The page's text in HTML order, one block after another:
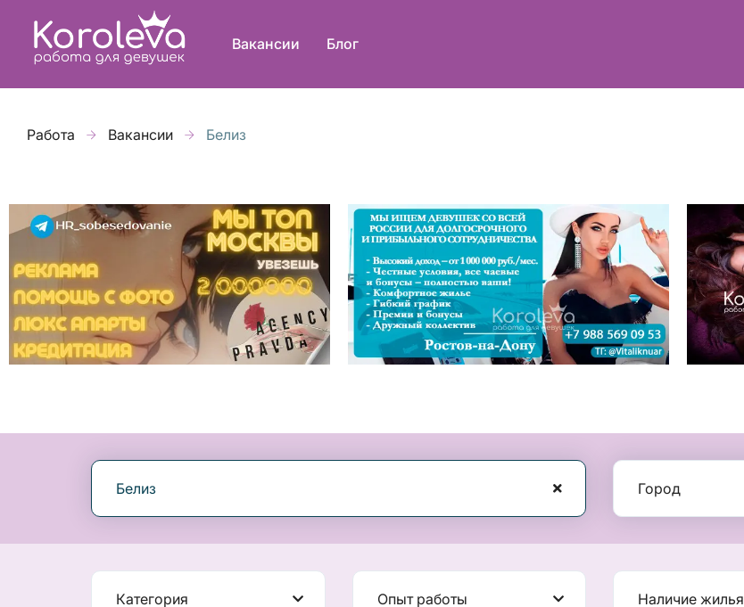
Вакансии Блог
Работа Вакансии Белиз
Белиз Город
Категория Опыт работы Наличие жилья